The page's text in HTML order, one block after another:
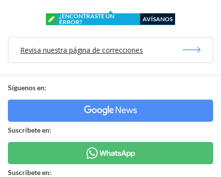
¿ENCONTRASTE UN
ERROR?
AVÍSANOS
Revisa nuestra página de correcciones
Síguenos en:
Suscríbete en:
Suscríbete en: